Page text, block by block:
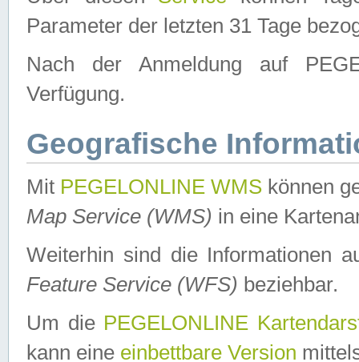
Parameter der letzten 31 Tage
Nach der Anmeldung auf
Verfügung.
Geografische
Mit PEGELONLINE WMS können
Map Service (WMS) in eine
Weiterhin sind die Informationen
Feature Service (WFS) beziehbar.
Um die PEGELONLINE
kann eine einbettbare Version